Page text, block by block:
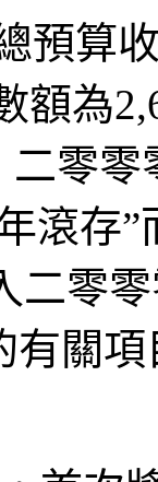
預算
額為
二零
滾存
二零
關項